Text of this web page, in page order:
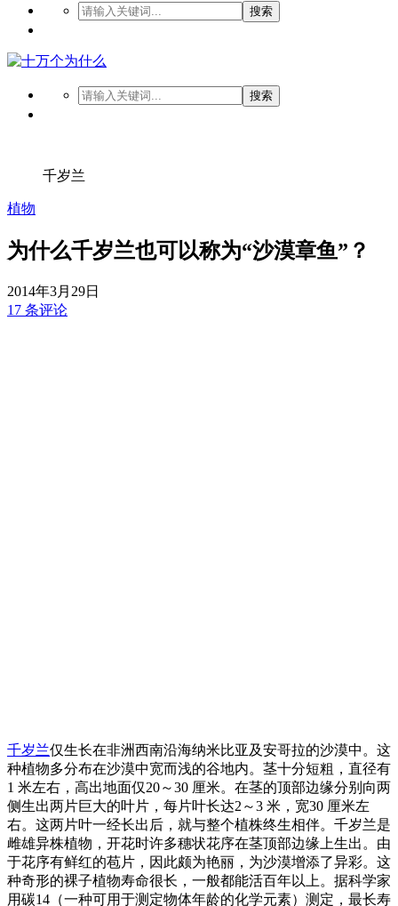
搜索
搜索
千岁兰
植物
为什么千岁兰也可以称为“沙漠章鱼”？
2014年3月29日
17 条评论
千岁兰仅生长在非洲西南沿海纳米比亚及安哥拉的沙漠中。这
种植物多分布在沙漠中宽而浅的谷地内。茎十分短粗，直径有
1 米左右，高出地面仅20～30 厘米。在茎的顶部边缘分别向两
侧生出两片巨大的叶片，每片叶长达2～3 米，宽30 厘米左
右。这两片叶一经长出后，就与整个植株终生相伴。千岁兰是
雌雄异株植物，开花时许多穗状花序在茎顶部边缘上生出。由
于花序有鲜红的苞片，因此颇为艳丽，为沙漠增添了异彩。这
种奇形的裸子植物寿命很长，一般都能活百年以上。据科学家
用碳14（一种可用于测定物体年龄的化学元素）测定，最长寿